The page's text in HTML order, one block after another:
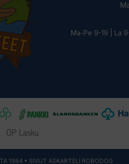
Ma-Pe 9-19 | La
1984 • SIVUT ASKARTELI ROBODOG